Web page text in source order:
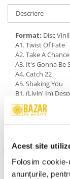
Acest site
Folosim
anunțurile,
Descriere
Format: Disc Vinil
A1. Twist Of Fate
A2. Take A Chance
A3. It's Gonna Be
A4. Catch 22
A5. Shaking You
B1. (Livin' In)
B2. The Perfect One
B3. Ask The Lonely
An Lansare:1983
Stil:Stage &
Stare Disc:Near
Stare Coperta: